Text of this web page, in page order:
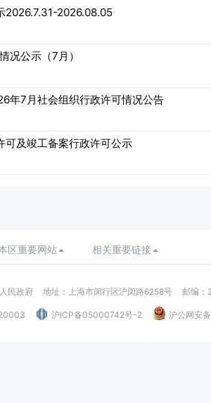
2026.7.31-2026.08.05
况公示（7月）
年7月社会组织行政许可情况公告
可及竣工备案行政许可公示
区重要网站 相关重要链接
民政府 地址：上海市闵行区沪闵路6258号 邮编：
沪ICP备05000742号-2 沪公网安